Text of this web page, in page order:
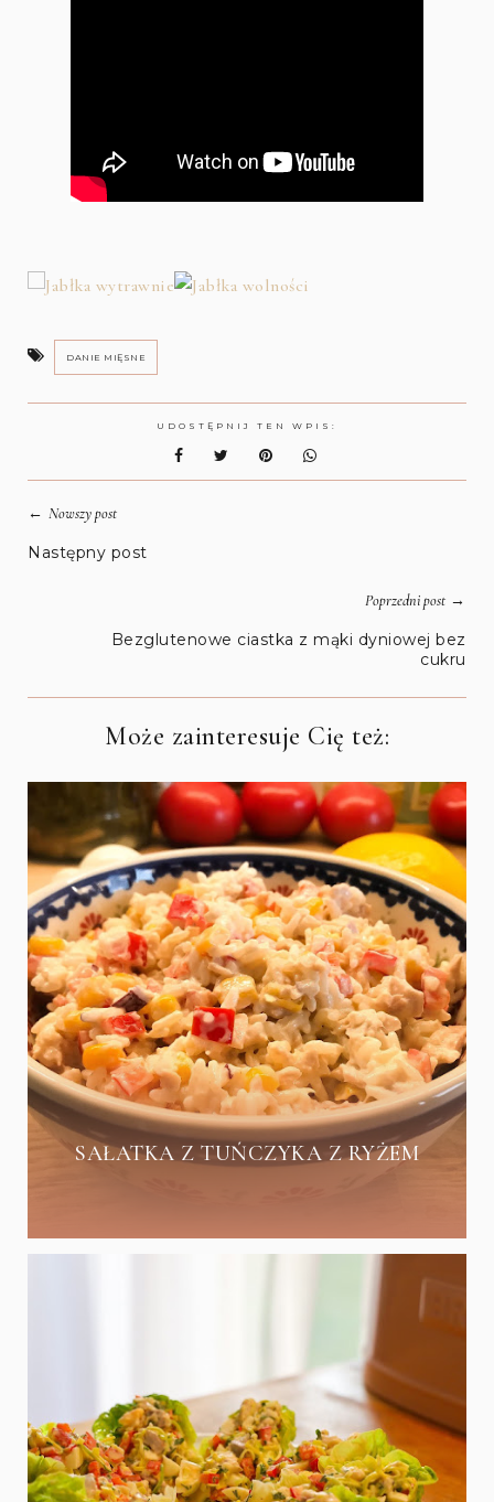
DANIE MIĘSNE
UDOSTĘPNIJ TEN WPIS:
← Nowszy post
Następny post
Poprzedni post→
Bezglutenowe ciastka z mąki dyniowej bez
cukru
Może zainteresuje Cię też:
SAŁATKA Z TUŃCZYKA Z RYŻEM